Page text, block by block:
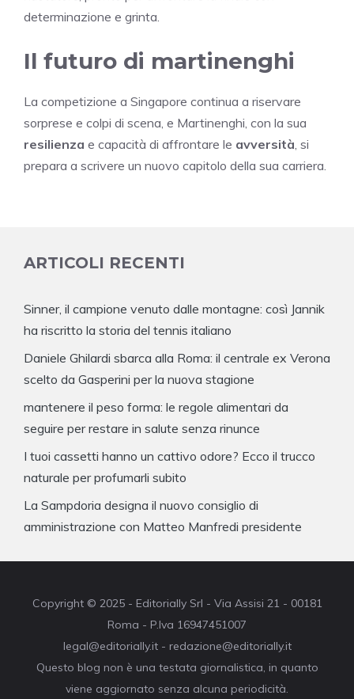
determinazione e grinta.
Il futuro di martinenghi
La competizione a Singapore continua a riservare
sorprese e colpi di scena, e Martinenghi, con la sua
resilienza e capacità di affrontare le avversità , si
prepara a scrivere un nuovo capitolo della sua carriera.
ARTICOLI RECENTI
Sinner, il campione venuto dalle montagne: così Jannik
ha riscritto la storia del tennis italiano
Daniele Ghilardi sbarca alla Roma: il centrale ex Verona
scelto da Gasperini per la nuova stagione
mantenere il peso forma: le regole alimentari da
seguire per restare in salute senza rinunce
I tuoi cassetti hanno un cattivo odore? Ecco il trucco
naturale per profumarli subito
La Sampdoria designa il nuovo consiglio di
amministrazione con Matteo Manfredi presidente
Copyright © 2025 - Editorially Srl - Via Assisi 21 - 00181
Roma - P.Iva 16947451007
legal@editorially.it - redazione@editorially.it
Questo blog non è una testata giornalistica, in quanto
viene aggiornato senza alcuna periodicità.